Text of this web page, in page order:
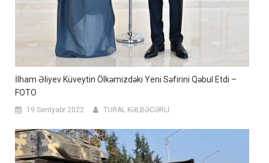
İlham Əliyev Küveytin Ölkəmizdəki Yeni Səfirini Qəbul Etdi –
FOTO
19 Sentyabr 2022 TURAL KƏLBƏCƏRLİ